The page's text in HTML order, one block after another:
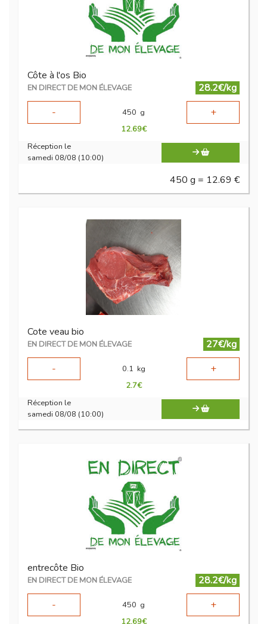
Côte à l'os Bio
EN DIRECT DE MON ÉLEVAGE
28.2€/kg
-
450 g +
12.69€
Réception le
samedi 08/08 (10:00)
450 g = 12.69 €
Cote veau bio
EN DIRECT DE MON ÉLEVAGE
27€/kg
-
0.1 kg +
2.7€
Réception le
samedi 08/08 (10:00)
entrecôte Bio
EN DIRECT DE MON ÉLEVAGE
28.2€/kg
-
450 g +
12.69€